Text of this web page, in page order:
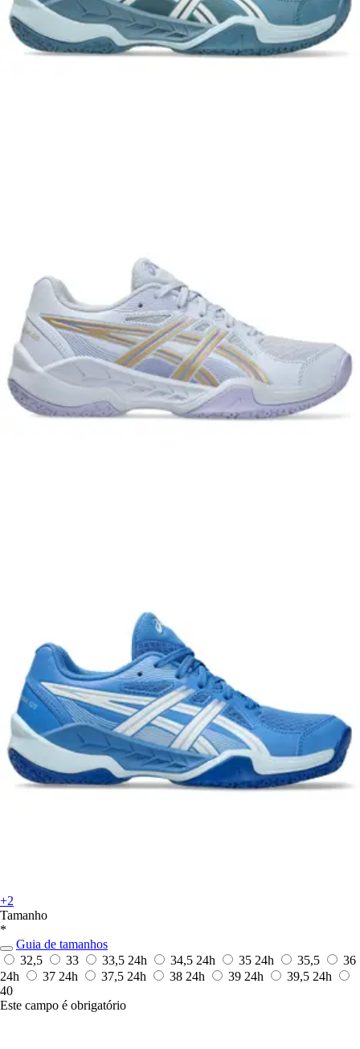
+2
Tamanho
*
Guia de tamanhos
32,5
33 33,5 24h 34,5 24h 35 24h 35,5
36
24h
37 24h 37,5 24h 38 24h 39 24h 39,5 24h
40
Este campo é obrigatório